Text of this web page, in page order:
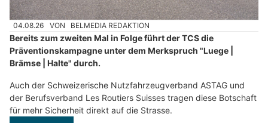
04.08.26 VON BELMEDIA REDAKTION
Bereits zum zweiten Mal in Folge führt der TCS die
Präventionskampagne unter dem Merkspruch "Luege |
Brämse | Halte" durch.
Auch der Schweizerische Nutzfahrzeugverband ASTAG und
der Berufsverband Les Routiers Suisses tragen diese Botschaft
für mehr Sicherheit direkt auf die Strasse.